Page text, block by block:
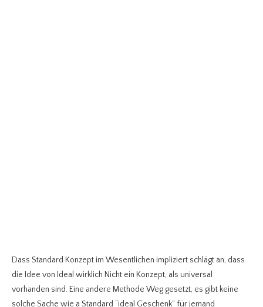
Dass Standard Konzept im Wesentlichen impliziert schlägt an, dass
die Idee von Ideal wirklich Nicht ein Konzept, als universal
vorhanden sind. Eine andere Methode Weg gesetzt, es gibt keine
solche Sache wie a Standard “ideal Geschenk” für jemand